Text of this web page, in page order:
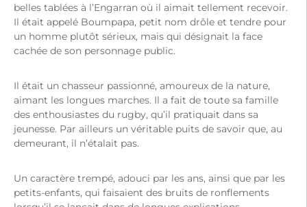
belles tablées à l’Engarran où il aimait tellement recevoir.
Il était appelé Boumpapa, petit nom drôle et tendre pour
un homme plutôt sérieux, mais qui désignait la face
cachée de son personnage public.
Il était un chasseur passionné, amoureux de la nature,
aimant les longues marches. Il a fait de toute sa famille
des enthousiastes du rugby, qu’il pratiquait dans sa
jeunesse. Par ailleurs un véritable puits de savoir que, au
demeurant, il n’étalait pas.
Un caractère trempé, adouci par les ans, ainsi que par les
petits-enfants, qui faisaient des bruits de ronflements